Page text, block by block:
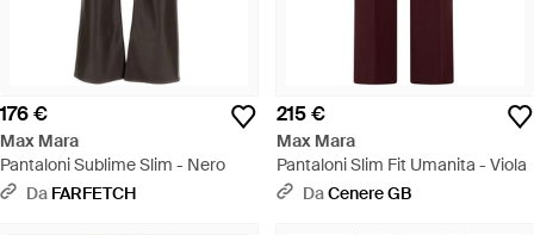
176 €
Max Mara
Pantaloni Sublime Slim - Nero
Da FARFETCH
215 €
Max Mara
Pantaloni Slim Fit Umanita - Viola
DaCenere GB